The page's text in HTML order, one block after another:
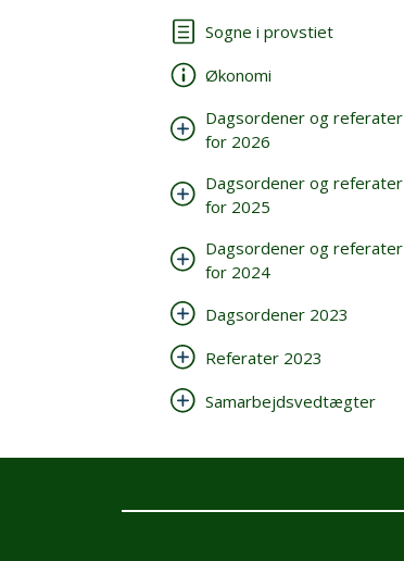
Sogne i provstiet
Økonomi
Dagsordener og referater
for 2026
Dagsordener og referater
for 2025
Dagsordener og referater
for 2024
Dagsordener 2023
Referater 2023
Samarbejdsvedtægter